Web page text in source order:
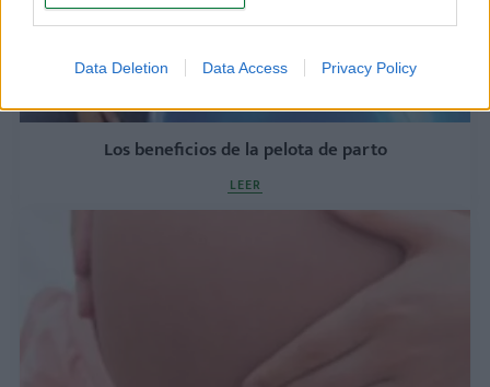
Data Deletion Data Access Privacy Policy
Los beneficios de la pelota de parto
LEER